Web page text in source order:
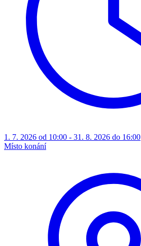
1. 7. 2026 od 10:00 - 31. 8. 2026 do 16:00
Místo konání